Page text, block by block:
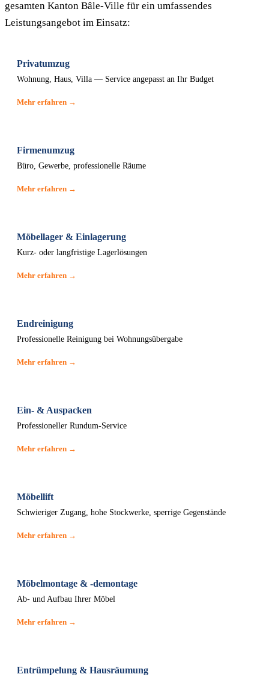
gesamten Kanton Bâle-Ville für ein umfassendes
Leistungsangebot im Einsatz:
Privatumzug
Wohnung, Haus, Villa — Service angepasst an Ihr Budget
Mehr erfahren →
Firmenumzug
Büro, Gewerbe, professionelle Räume
Mehr erfahren →
Möbellager & Einlagerung
Kurz- oder langfristige Lagerlösungen
Mehr erfahren →
Endreinigung
Professionelle Reinigung bei Wohnungsübergabe
Mehr erfahren →
Ein- & Auspacken
Professioneller Rundum-Service
Mehr erfahren →
Möbellift
Schwieriger Zugang, hohe Stockwerke, sperrige Gegenstände
Mehr erfahren →
Möbelmontage & -demontage
Ab- und Aufbau Ihrer Möbel
Mehr erfahren →
Entrümpelung & Hausräumung